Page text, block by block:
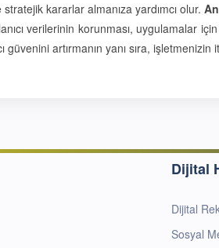
kararlar almanıza yardımcı olur.
verilerinin korunması,
artırmanın yanı sıra, işletmenizin
Dijital
Dijital
Sosyal